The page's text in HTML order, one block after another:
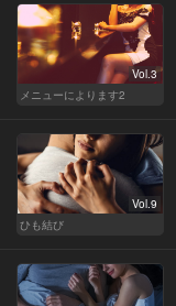
Vol.3
メニューによります2
Vol.9
ひも結び